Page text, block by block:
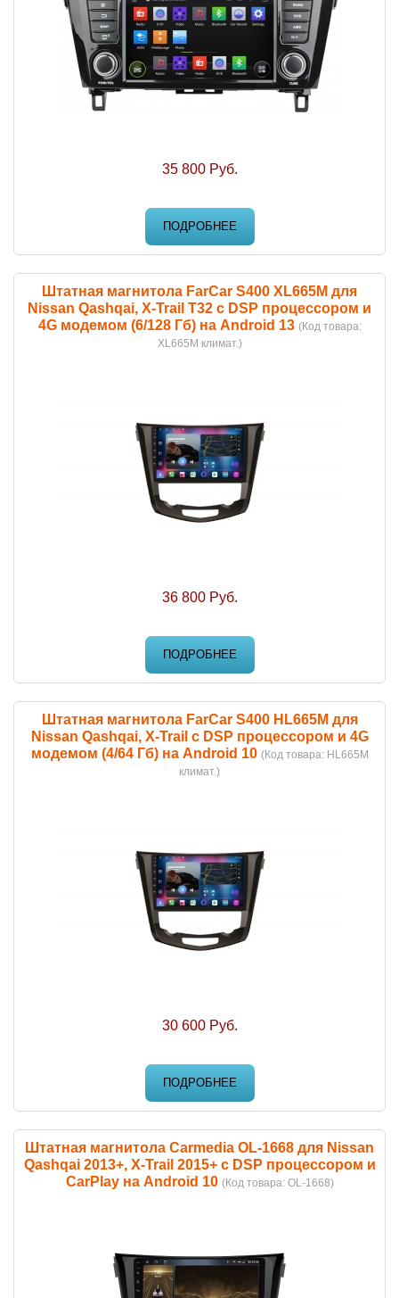
35 800 Руб.
ПОДРОБНЕЕ
Штатная магнитола FarCar S400 XL665M для
Nissan Qashqai, X-Trail T32 с DSP процессором и
4G модемом (6/128 Гб) на Android 13 (Код товара:
XL665M климат.)
36 800 Руб.
ПОДРОБНЕЕ
Штатная магнитола FarCar S400 HL665M для
Nissan Qashqai, X-Trail с DSP процессором и 4G
модемом (4/64 Гб) на Android 10 (Код товара: HL665M
климат.)
30 600 Руб.
ПОДРОБНЕЕ
Штатная магнитола Carmedia OL-1668 для Nissan
Qashqai 2013+, X-Trail 2015+ с DSP процессором и
CarPlay на Android 10 (Код товара: OL-1668)